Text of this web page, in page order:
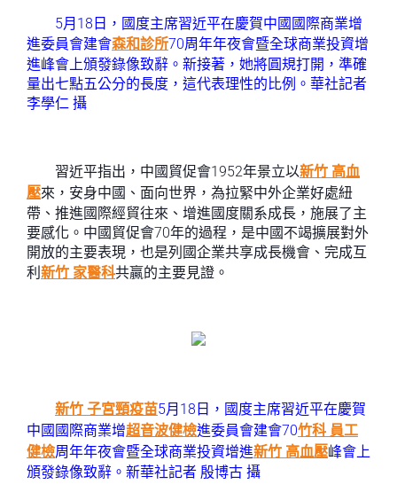
5月18日，國度主席習近平在慶賀中國國際商業增
進委員會建會森和診所70周年年夜會暨全球商業投資增
進峰會上頒發錄像致辭。新接著，她將圓規打開，準確
量出七點五公分的長度，這代表理性的比例。華社記者
李學仁 攝
習近平指出，中國貿促會1952年景立以新竹 高血
壓來，安身中國、面向世界，為拉緊中外企業好處紐
帶、推進國際經貿往來、增進國度關系成長，施展了主
要感化。中國貿促會70年的過程，是中國不竭擴展對外
開放的主要表現，也是列國企業共享成長機會、完成互
利 新竹 家醫科共贏的主要見證。
新竹 子宮頸疫苗5月18日，國度主席習近平在慶賀
中國國際商業增超音波健檢進委員會建會70竹科 員工
健檢周年年夜會暨全球商業投資增進新竹 高血壓峰會上
頒發錄像致辭。新華社記者 殷博古 攝